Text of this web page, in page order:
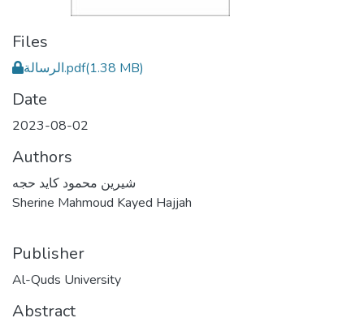
Files
الرسالة.pdf(1.38 MB)
Date
2023-08-02
Authors
شيرين محمود كايد حجه
Sherine Mahmoud Kayed Hajjah
Publisher
Al-Quds University
Abstract